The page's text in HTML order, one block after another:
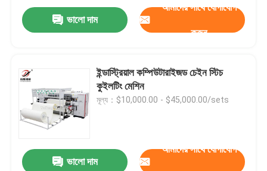
ভালো দাম
আমাদের সাথে যোগাযোগ
করুন
ইন্ডাস্ট্রিয়াল কম্পিউটারাইজড চেইন স্টিচ
কুইলটিং মেশিন
মূল্য：$10,000.00 - $45,000.00/sets
ভালো দাম
আমাদের সাথে যোগাযোগ